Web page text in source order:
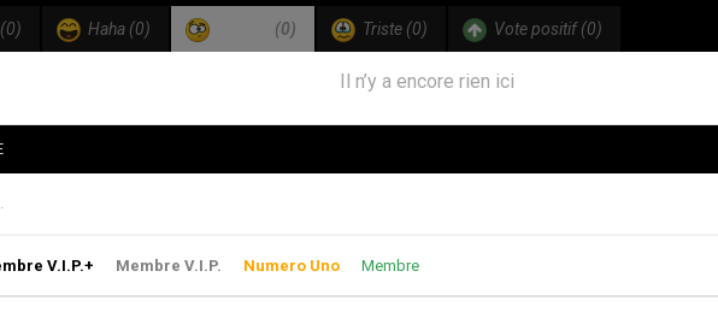
(0) Haha (0) (0) Triste (0) Vote positif(0)
Il n’y a encore rien ici
V.I.P.+ Membre V.I.P. Numero Uno Membre